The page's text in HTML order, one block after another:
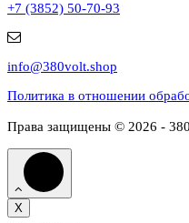
+7 (3852) 50-70-93
info@380volt.shop
Политика в отношении
Права защищены © 2026 -
X